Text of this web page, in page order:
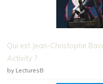
Qui est Jean-Christophe
Activity ?
by LecturesB